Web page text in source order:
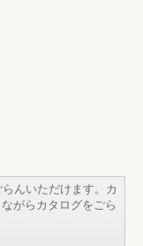
んいただけます。カ
がらカタログをごら